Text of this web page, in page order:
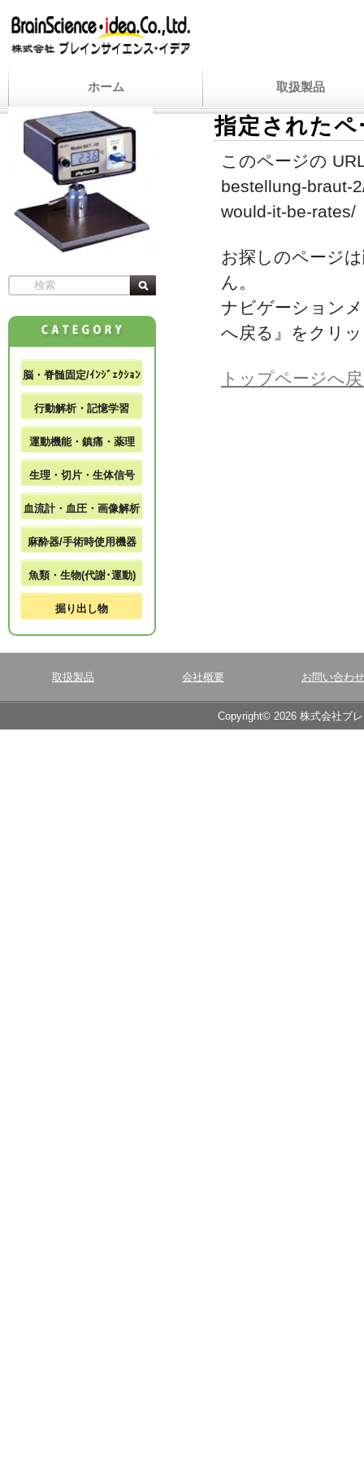
ホーム 取扱製品
指定された
このページの
bestellung-braut-
would-it-be-rates/
お探しのページ
ん。
ナビゲーション
へ戻る』をクリ
トップページへ
脳・脊髄固定/ｲﾝｼﾞｪｸｼｮﾝ
行動解析・記憶学習
運動機能・鎮痛・薬理
生理・切片・生体信号
血流計・血圧・画像解析
麻酔器/手術時使用機器
魚類・生物(代謝･運動)
掘り出し物
取扱製品 会社概要 お問い合わせ
Copyright© 2026 株式会社ブ